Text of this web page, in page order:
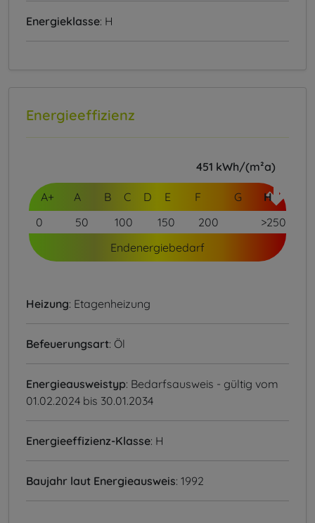
Energieklasse: H
Energieeffizienz
A+ A B C D E F G H
451 kWh/(m²a)
0 50 100 150 200
>250
Endenergiebedarf
Heizung: Etagenheizung
Befeuerungsart: Öl
Energieausweistyp: Bedarfsausweis - gültig vom
01.02.2024 bis 30.01.2034
Energieeffizienz-Klasse: H
Baujahr laut Energieausweis: 1992